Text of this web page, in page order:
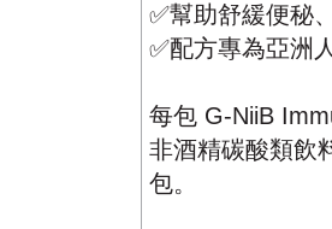
✅幫助舒緩便秘
✅配方專為亞洲
每包 G-NiiB
非酒精碳酸類飲
包。